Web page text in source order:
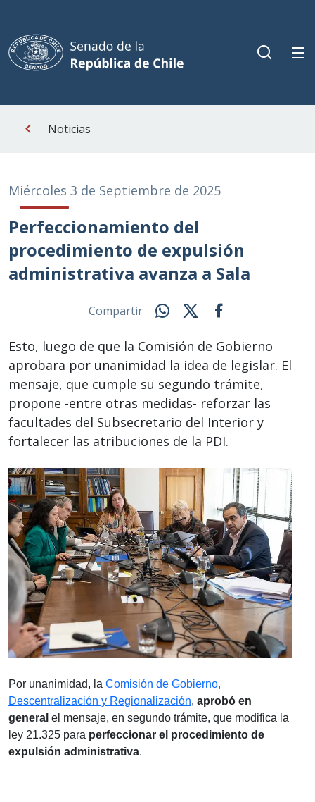
Noticias
Miércoles 3 de Septiembre de 2025
Perfeccionamiento del
procedimiento de expulsión
administrativa avanza a Sala
Compartir
Esto, luego de que la Comisión de Gobierno
aprobara por unanimidad la idea de legislar. El
mensaje, que cumple su segundo trámite,
propone -entre otras medidas- reforzar las
facultades del Subsecretario del Interior y
fortalecer las atribuciones de la PDI.
Por unanimidad, la Comisión de Gobierno,
Descentralización y Regionalización, aprobó en
general el mensaje, en segundo trámite, que modifica la
ley 21.325 para perfeccionar el procedimiento de
expulsión administrativa.